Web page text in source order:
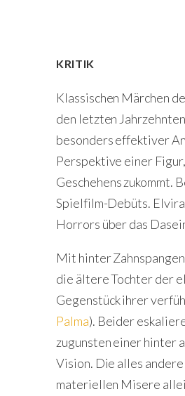
KRITIK
Klassischen Märchen
den letzten
besonders effektiver
Perspektive einer
Geschehens
Spielfilm-Debüts.
Horrors über das
Mit hinter
die ältere Tochter der
Gegenstück ihrer
Palma). Beider
zugunsten einer hinter
Vision. Die alles
materiellen Misere